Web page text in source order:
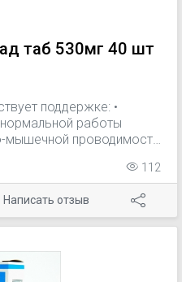
таб 530мг 40 шт
поддержке: •
нормальной работы
мышечной проводимости
кальция.
112
Написать отзыв